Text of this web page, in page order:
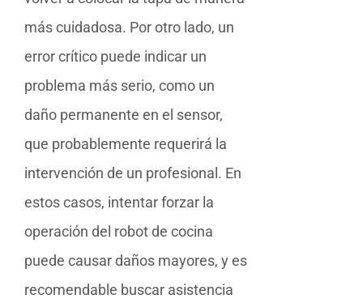
más cuidadosa. Por otro lado, un
error crítico puede indicar un
problema más serio, como un
daño permanente en el sensor,
que probablemente requerirá la
intervención de un profesional. En
estos casos, intentar forzar la
operación del robot de cocina
puede causar daños mayores, y es
recomendable buscar asistencia